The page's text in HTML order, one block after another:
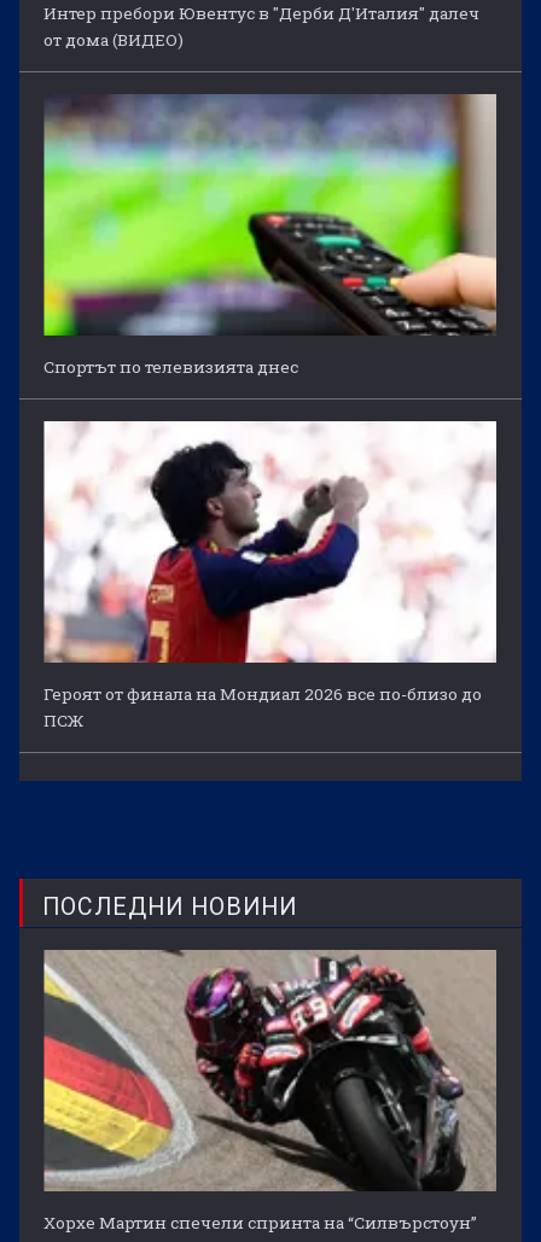
Интер пребори Ювентус в "Дерби Д'Италия" далеч
от дома (ВИДЕО)
Спортът по телевизията днес
Героят от финала на Мондиал 2026 все по-близо до
ПСЖ
ПОСЛЕДНИ НОВИНИ
Хорхе Мартин спечели спринта на “Силвърстоун”